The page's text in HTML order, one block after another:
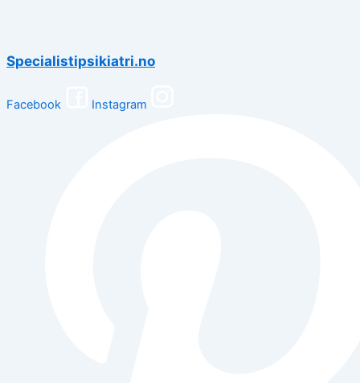
Specialistipsikiatri.no
Facebook Instagram